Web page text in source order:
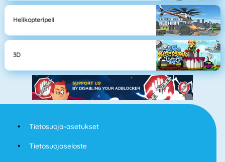
Helikopteripeli
3D
Tietosuoja-asetukset
Tietosuojaseloste